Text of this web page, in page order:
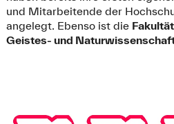
und Mitarbeitende der
angelegt. Ebenso ist die
Geistes- und